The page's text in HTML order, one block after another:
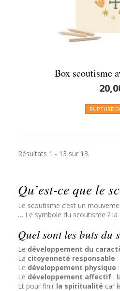
Box scoutisme
RUPTURE
Résultats 1 - 13 sur 13.
Qu’est-ce que le
Le scoutisme c’est un
… Le symbole du scoutisme ? la
Quel sont les buts du
Le développement du
La citoyenneté responsable
Le développement physique
Le développement affectif :
Et pour finir la spiritualité car